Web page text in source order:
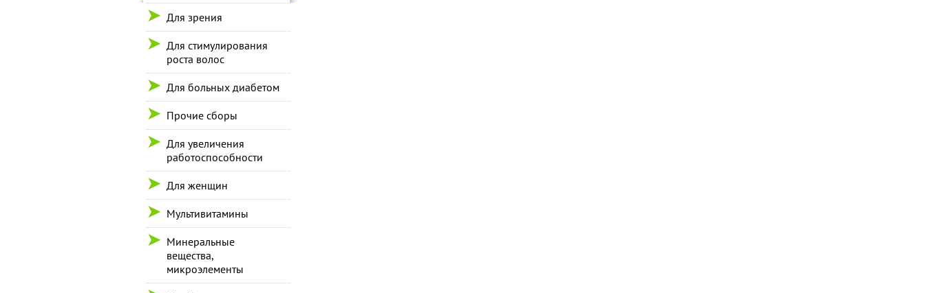
Для зрения
Для стимулирования
роста волос
Для больных диабетом
Прочие сборы
Для увеличения
работоспособности
Для женщин
Мультивитамины
Минеральные
вещества,
микроэлементы